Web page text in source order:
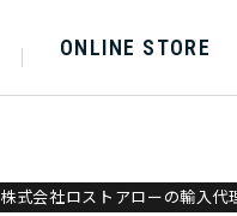
ONLINE STORE
株式会社ロストアローの輸入